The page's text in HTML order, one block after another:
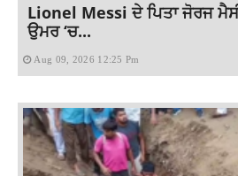
Lionel Messi ਦੇ ਪਿਤਾ ਜੋਰਜ
ਉਮਰ ‘ਚ...
Aug 09, 2026 12:25 Pm